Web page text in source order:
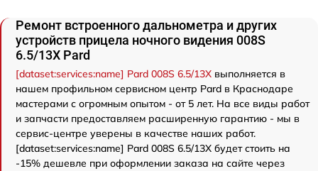
Ремонт встроенного дальнометра и других
устройств прицела ночного видения 008S
6.5/13X Pard
[dataset:services:name] Pard 008S 6.5/13X выполняется в
нашем профильном сервисном центр Pard в Краснодаре
мастерами с огромным опытом - от 5 лет. На все виды работ
и запчасти предоставляем расширенную гарантию - мы в
сервис-центре уверены в качестве наших работ.
[dataset:services:name] Pard 008S 6.5/13X будет стоить на
-15% дешевле при оформлении заказа на сайте через